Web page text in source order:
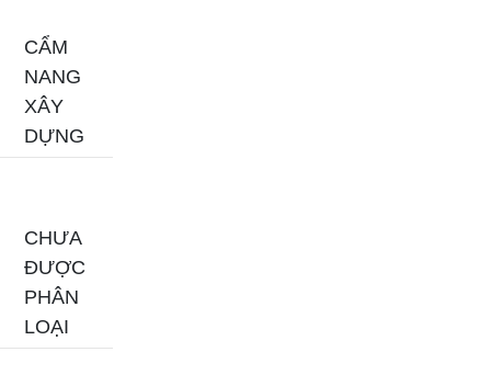
CẨM
NANG
XÂY
DỰNG
CHƯA
ĐƯỢC
PHÂN
LOẠI